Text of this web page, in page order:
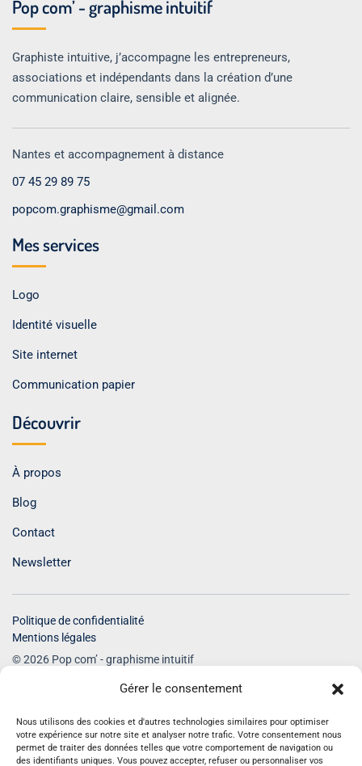
Gérer le consentement
Nous utilisons des cookies et d'autres technologies similaires pour optimiser
votre expérience sur notre site et analyser notre trafic. Votre consentement nous
permet de traiter des données telles que votre comportement de navigation ou
des identifiants uniques. Vous pouvez accepter, refuser ou personnaliser vos
Pop com’ - graphisme intuitif
Graphiste intuitive, j’accompagne les entrepreneurs,
associations et indépendants dans la création d’une
communication claire, sensible et alignée.
Nantes et accompagnement à distance
07 45 29 89 75
popcom.graphisme@gmail.com
Mes services
Logo
Identité visuelle
Site internet
Communication papier
Découvrir
À propos
Blog
Contact
Newsletter
Politique de confidentialité
Mentions légales
© 2026 Pop com’ - graphisme intuitif